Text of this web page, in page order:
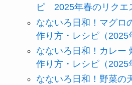
ピ 2025年春のリクエ
なないろ日和！マグロ
作り方・レシピ（2025
なないろ日和！カレー
作り方・レシピ（2025
なないろ日和！野菜の